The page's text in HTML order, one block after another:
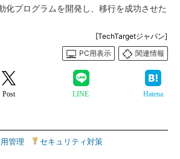
化プログラムを開発し、移行を成功させた
[TechTargetジャパン]
PC用表示
関連情報
Post LINE Hatena
管理 セキュリティ対策